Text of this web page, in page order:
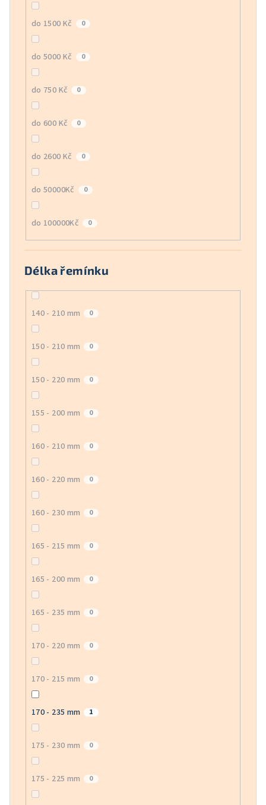
do 1500 Kč 0
do 5000 Kč 0
do 750 Kč 0
do 600 Kč 0
do 2600 Kč 0
do 50000Kč 0
do 100000Kč 0
Délka řemínku
140 - 210 mm 0
150 - 210 mm 0
150 - 220 mm 0
155 - 200 mm 0
160 - 210 mm 0
160 - 220 mm 0
160 - 230 mm 0
165 - 215 mm 0
165 - 200 mm 0
165 - 235 mm 0
170 - 220 mm 0
170 - 215 mm 0
170 - 235 mm 1
175 - 230 mm 0
175 - 225 mm 0